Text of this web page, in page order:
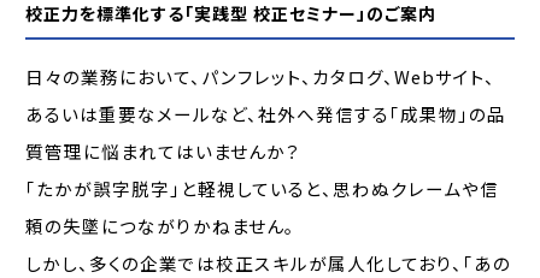
校正力を標準化する「実践型 校正セミナー」のご案内
日々の業務において、パンフレット、カタログ、Webサイト、
あるいは重要なメールなど、社外へ発信する「成果物」の品
質管理に悩まれてはいませんか？
「たかが誤字脱字」と軽視していると、思わぬクレームや信
頼の失墜につながりかねません。
しかし、多くの企業では校正スキルが属人化しており、「あの